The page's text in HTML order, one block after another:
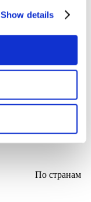
Show details
По странам